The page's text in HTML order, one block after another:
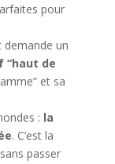
pour
demande un
“haut de
et sa
: la
. C’est la
passer